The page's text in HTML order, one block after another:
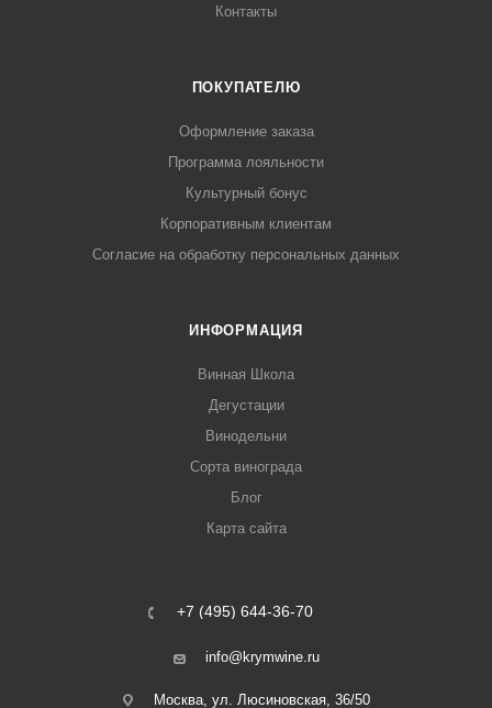
Контакты
ПОКУПАТЕЛЮ
Оформление заказа
Программа лояльности
Культурный бонус
Корпоративным клиентам
Согласие на обработку персональных данных
ИНФОРМАЦИЯ
Винная Школа
Дегустации
Винодельни
Сорта винограда
Блог
Карта сайта
+7 (495) 644-36-70
info@krymwine.ru
Москва, ул. Люсиновская, 36/50